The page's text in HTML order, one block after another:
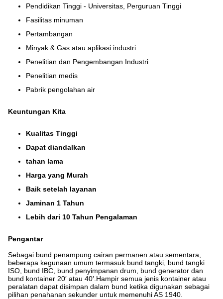
Pendidikan Tinggi - Universitas, Perguruan Tinggi
Fasilitas minuman
Pertambangan
Minyak & Gas atau aplikasi industri
Penelitian dan Pengembangan Industri
Penelitian medis
Pabrik pengolahan air
Keuntungan Kita
Kualitas Tinggi
Dapat diandalkan
tahan lama
Harga yang Murah
Baik setelah layanan
Jaminan 1 Tahun
Lebih dari 10 Tahun Pengalaman
Pengantar
Sebagai bund penampung cairan permanen atau sementara,
beberapa kegunaan umum termasuk bund tangki, bund tangki
ISO, bund IBC, bund penyimpanan drum, bund generator dan
bund kontainer 20′ atau 40′.Hampir semua jenis kontainer atau
peralatan dapat disimpan dalam bund ketika digunakan sebagai
pilihan penahanan sekunder untuk memenuhi AS 1940.